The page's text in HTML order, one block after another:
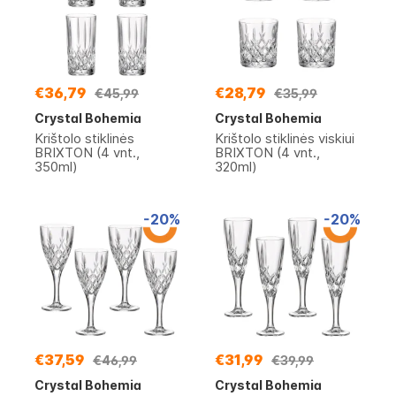
€36,79 €45,99
Crystal Bohemia
Krištolo stiklinės
BRIXTON (4 vnt.,
350ml)
€28,79 €35,99
Crystal Bohemia
Krištolo stiklinės viskiui
BRIXTON (4 vnt.,
320ml)
-20%
€37,59 €46,99
Crystal Bohemia
-20%
€31,99 €39,99
Crystal Bohemia